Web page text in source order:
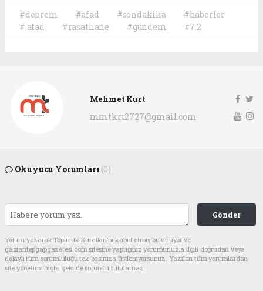
#deprem #afad #sondakika
#haberler
#.afad
#rasathane #gündem #7.2
Mehmet Kurt
mmtkrt2727@gmail.com
Okuyucu Yorumları (0)
Gönder
Yorum yazarak Topluluk Kuralları’nı kabul etmiş bulunuyor ve
gaziantepgapgazetesi.com sitesine yaptığınız yorumunuzla ilgili doğrudan veya
dolaylı tüm sorumluluğu tek başınıza üstleniyorsunuz. Yazılan tüm yorumlardan
site yönetimi hiçbir şekilde sorumlu tutulamaz.